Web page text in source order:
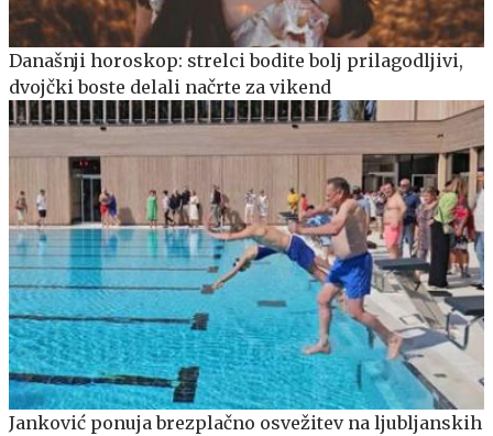
Današnji horoskop: strelci bodite bolj prilagodljivi,
dvojčki boste delali načrte za vikend
Janković ponuja brezplačno osvežitev na ljubljanskih